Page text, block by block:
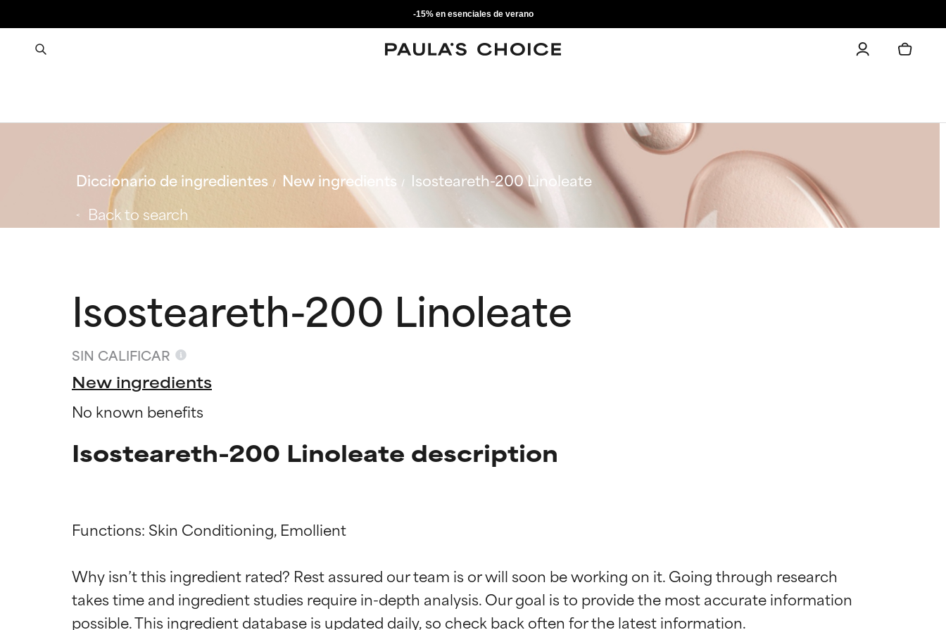
-15% en esenciales de verano
Diccionario de ingredientes New ingredients
Isosteareth-200 Linoleate
Back to search
Isosteareth-200 Linoleate
SIN CALIFICAR
New ingredients
No known benefits
Isosteareth-200 Linoleate description
Functions: Skin Conditioning, Emollient
Why isn’t this ingredient rated? Rest assured our team is or will soon be working on it. Going through research
takes time and ingredient studies require in-depth analysis. Our goal is to provide the most accurate information
EXCELENTE
Ingrediente sobresaliente con beneficios reales para la piel. Su eficacia está demostrada y
EXCELENTE
Ingrediente sobresaliente con beneficios reales para la piel. Su eficacia está demostrada y